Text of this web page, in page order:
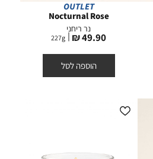
OUTLET
Nocturnal Rose
נר ריחני
מחיר
49.90 ₪
227g
הוספה לסל